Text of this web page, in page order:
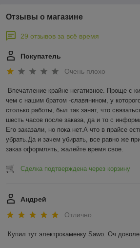
Отзывы о магазине
29 отзывов за всё время
Покупатель
Очень плохо
Впечатление крайне негативное. Проще с
чем с нашим братом -славянином, у
столько работы, был так занят, что
шесть часов после заказа, да и то с
Его заказали, но пока нет.А что в прайсе
убрать.Да и зачем убирать, все равно же
заказ оформлять, жалейте время свое.
Сделка подтверждена через корзину
Андрей
Отлично
Купил тут электрокаменку Sawo. Оч